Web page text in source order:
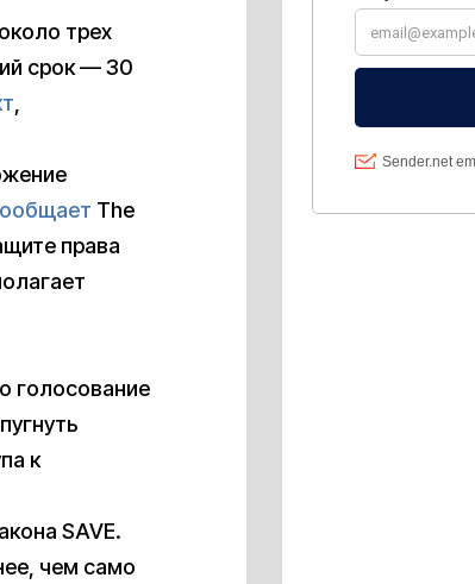
трех
срок — 30
,
The
права
голосование
к
SAVE.
чем само